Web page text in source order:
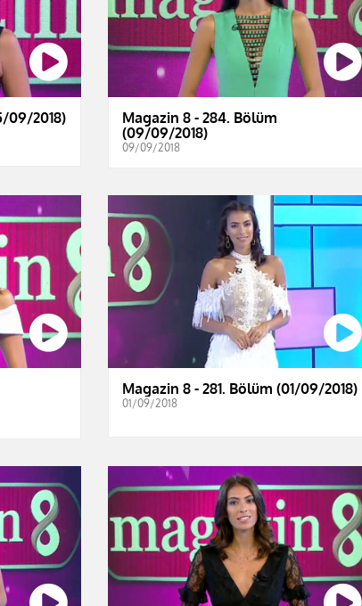
09/2018)
Magazin 8 - 284. Bölüm
(09/09/2018)
09/09/2018
Magazin 8 - 281. Bölüm (01/09/2018)
01/09/2018